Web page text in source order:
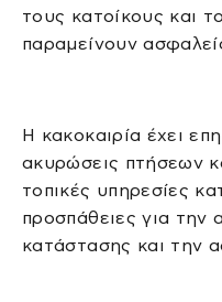
τους κατοίκους και
παραμείνουν
Η κακοκαιρία έχει
ακυρώσεις πτήσεων
τοπικές υπηρεσίες
προσπάθειες για την
κατάστασης και την